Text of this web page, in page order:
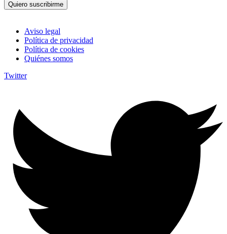
Quiero suscribirme
Aviso legal
Política de privacidad
Política de cookies
Quiénes somos
Twitter